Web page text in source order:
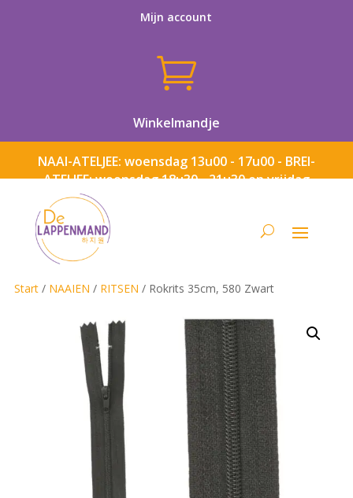
Mijn account

Winkelmandje
NAAI-ATELJEE: woensdag 13u00 - 17u00 - BREI-
ATELJEE: woensdag 18u30 - 21u30 en vrijdag
Start/ NAAIEN / RITSEN / Rokrits 35cm, 580 Zwart